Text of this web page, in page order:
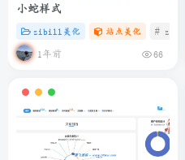
小蛇样式
zibill美化 站点美化 # zibll
1年前 66